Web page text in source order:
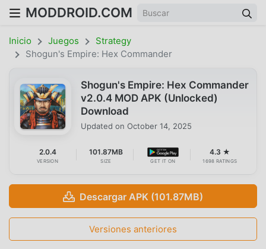
MODDROID.COM
Inicio Juegos
Strategy
Shogun's Empire: Hex Commander
Shogun's Empire: Hex Commander
v2.0.4 MOD APK (Unlocked)
Download
Updated on October 14, 2025
2.0.4
VERSION
101.87MB
SIZE GET IT ON
4.3 ★
1698 RATINGS
Descargar APK (101.87MB)
Versiones anteriores